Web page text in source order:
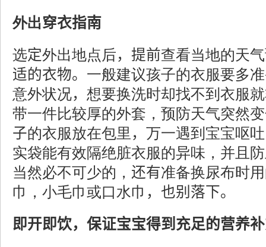
外出穿衣指南
选定外出地点后， 提前查看当地的天
适的衣物。 一般建议孩子的衣服要多
意外状况， 想要换洗时却找不到衣服
带一件比较厚的外套，预防天气突然
子的衣服放在包里 ， 万一遇到宝宝呕
实袋能有效隔绝脏衣服的异味，并且
当然必不可少的， 还有准备换尿布时
巾，小毛巾或口水巾 ， 也别落下。
即开即饮，保证宝宝得到充足的营养